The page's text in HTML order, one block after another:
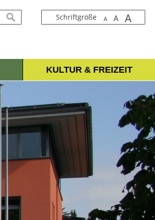
Schriftgröße A A A
suchen
KULTUR & FREIZEIT